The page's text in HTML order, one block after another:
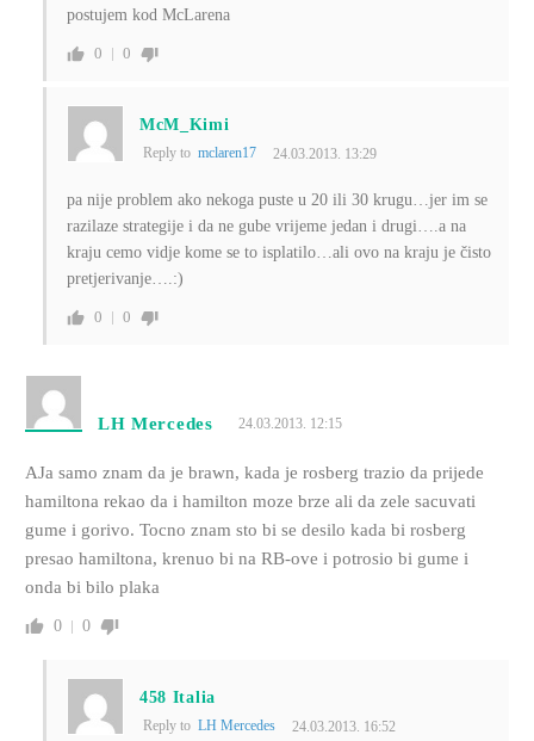
postujem kod McLarena
0 0
McM_Kimi
Reply to mclaren17 24.03.2013. 13:29
pa nije problem ako nekoga puste u 20 ili 30 krugu…jer im se
razilaze strategije i da ne gube vrijeme jedan i drugi….a na
kraju cemo vidje kome se to isplatilo…ali ovo na kraju je čisto
pretjerivanje….:)
0 0
LH Mercedes 24.03.2013. 12:15
AJa samo znam da je brawn, kada je rosberg trazio da prijede
hamiltona rekao da i hamilton moze brze ali da zele sacuvati
gume i gorivo. Tocno znam sto bi se desilo kada bi rosberg
presao hamiltona, krenuo bi na RB-ove i potrosio bi gume i
onda bi bilo plaka
0 0
458 Italia
Reply to LH Mercedes 24.03.2013. 16:52